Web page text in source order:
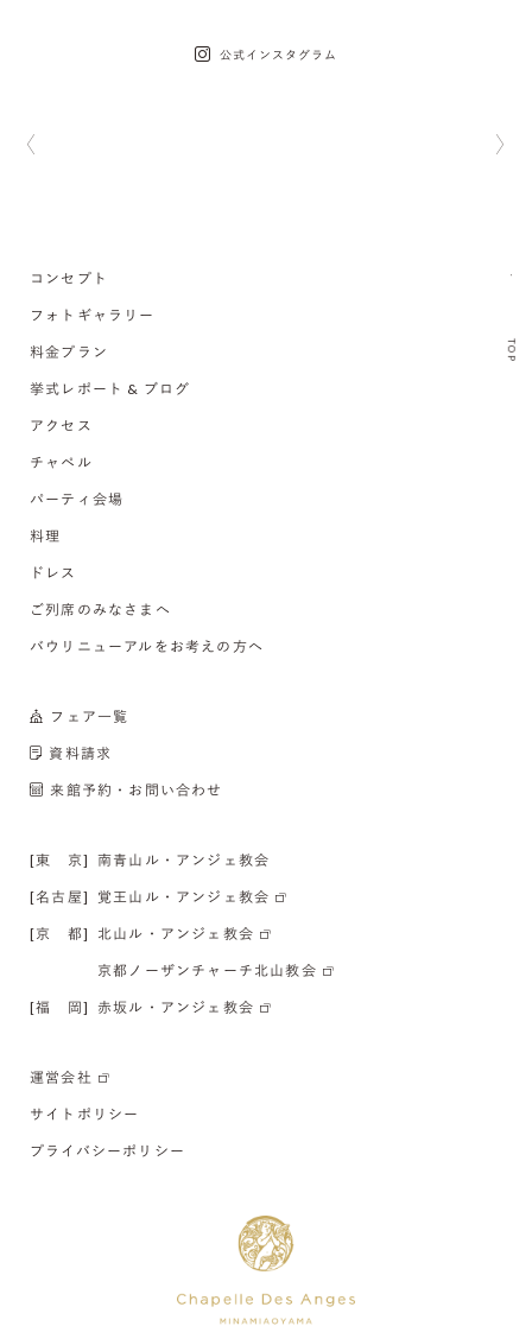
公式インスタグラム
TOP
コンセプト
フォトギャラリー
料金プラン
挙式レポート & ブログ
アクセス
チャペル
パーティ会場
料理
ドレス
ご列席のみなさまへ
バウリニューアルをお考えの方へ
フェア一覧
資料請求
来館予約・お問い合わせ
[東 京] 南青山ル・アンジェ教会
[名古屋] 覚王山ル・アンジェ教会
[京 都] 北山ル・アンジェ教会
京都ノーザンチャーチ北山教会
[福 岡] 赤坂ル・アンジェ教会
運営会社
サイトポリシー
プライバシーポリシー